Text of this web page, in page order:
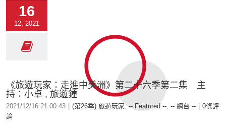
16
12, 2021
《旅遊玩家：走進中美洲》第二十六季第二集 主
持：小卓 , 旅遊鍾
2021/12/16 21:00:43 (第26季) 旅遊玩家,-- Featured --, -- 網台 --
0條評
論